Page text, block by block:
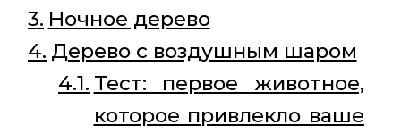
Ночное дерево
Дерево с воздушным шаром
Тест: первое животное,
которое привлекло ваше